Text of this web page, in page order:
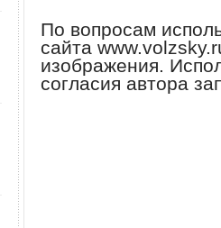
По вопросам
сайта
изображения.
согласия автора